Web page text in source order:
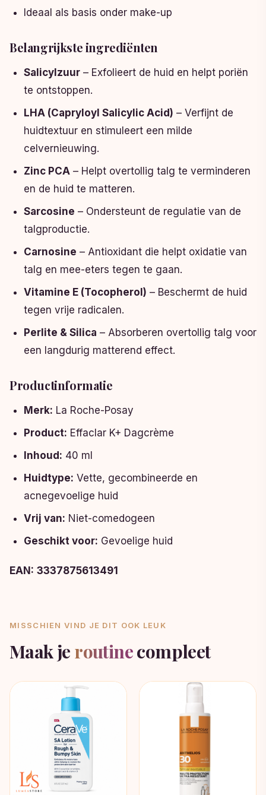
Ideaal als basis onder make-up
Belangrijkste ingrediënten
Salicylzuur – Exfolieert de huid en helpt poriën
te ontstoppen.
LHA (Capryloyl Salicylic Acid) – Verfijnt de
huidtextuur en stimuleert een milde
celvernieuwing.
Zinc PCA – Helpt overtollig talg te verminderen
en de huid te matteren.
Sarcosine – Ondersteunt de regulatie van de
talgproductie.
Carnosine – Antioxidant die helpt oxidatie van
talg en mee-eters tegen te gaan.
Vitamine E (Tocopherol) – Beschermt de huid
tegen vrije radicalen.
Perlite & Silica – Absorberen overtollig talg voor
een langdurig matterend effect.
Productinformatie
Merk: La Roche-Posay
Product: Effaclar K+ Dagcrème
Inhoud: 40 ml
Huidtype: Vette, gecombineerde en
acnegevoelige huid
Vrij van: Niet-comedogeen
Geschikt voor: Gevoelige huid
EAN: 3337875613491
MISSCHIEN VIND JE DIT OOK LEUK
Maak je routinecompleet